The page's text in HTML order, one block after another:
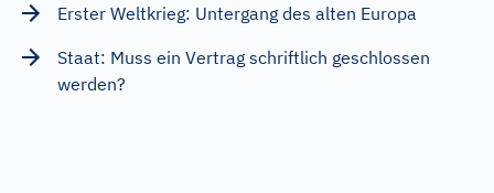
Erster Weltkrieg: Untergang des alten Europa
Staat: Muss ein Vertrag schriftlich geschlossen
werden?